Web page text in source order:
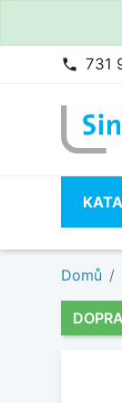
phone 731
Domů